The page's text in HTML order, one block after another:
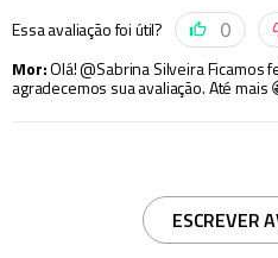
Essa avaliação foi útil?
0
Mor:Olá! @Sabrina Silveira Ficamos
agradecemos sua avaliação. Até mais
ESCREVER